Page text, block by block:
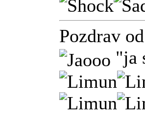
Pozdrav
"ja